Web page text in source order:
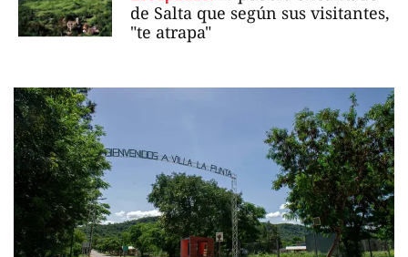
de Salta que según sus visitantes,
"te atrapa"